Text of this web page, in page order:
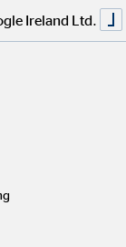
Ireland Ltd.